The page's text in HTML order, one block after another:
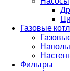
Газовые
Фильтры